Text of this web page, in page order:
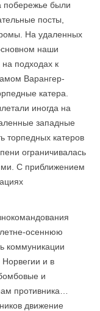
были
посты,
На удаленных
наши
подходах к
Варангер-
катера.
иногда на
западные
торпедных катеров
ограничивалась
С приближением
осеннюю
коммуни­кации
Норвегии и в
и
противника…
движение